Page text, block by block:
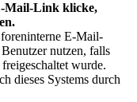
Mail-Link klicke,
E-Mail-
nutzen, falls
wurde.
dieses Systems durch